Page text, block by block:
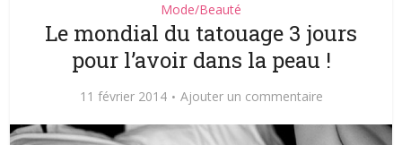
Mode/Beauté
Le mondial du tatouage 3 jours
pour l’avoir dans la peau !
11 février 2014 Ajouter un commentaire